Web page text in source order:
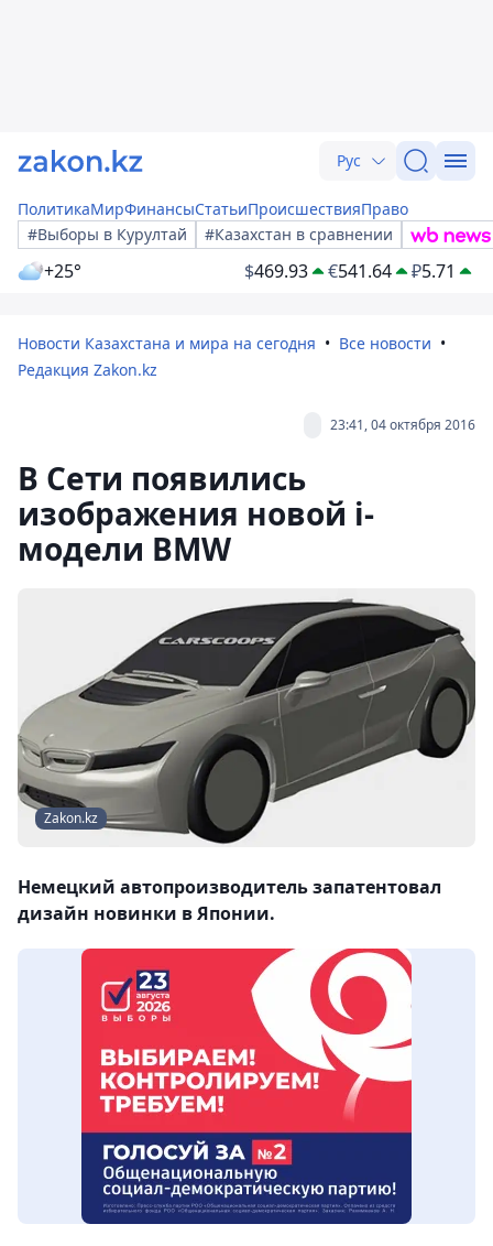
Рус
ПолитикаМирФинансыСтатьиПроисшествияПраво
#Выборы в Курултай
#Казахстан в сравнении
+25° $469.93 €541.64 ₽5.71
Новости Казахстана и мира на сегодня
Все новости
Редакция Zakon.kz
23:41, 04 октября 2016
В Сети появились
изображения новой i-
модели BMW
Zakon.kz
Немецкий автопроизводитель запатентовал
дизайн новинки в Японии.